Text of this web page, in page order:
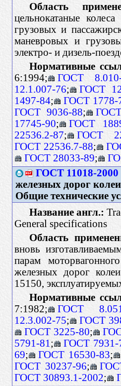
Область
цельнокатаные
грузовых и
маневровых и
электро- и дизель-
Нормативные
6:1994;
ГОСТ
12.1.007-76;
ГОСТ
1497-84;
ГОСТ 1778-
ГОСТ 9036-88;
17745-90;
ГОСТ
22536.2-87;
ГОСТ
ГОСТ 22536.7-88;
ГОСТ 28033-89;
ГОСТ 11018-2000
железных дорог
Общие технические
Название англ.:
General specifications
Область
вновь
парам
железных дорог
15150,
Нормативные
7:1982;
ГОСТ
12.3.002-75;
ГОСТ
ГОСТ 3225-80;
5791-81 ;
ГОСТ 7931-
69; ГОСТ 16530-83;
ГОСТ 30237-96;
ГОСТ 30893.1-2002;